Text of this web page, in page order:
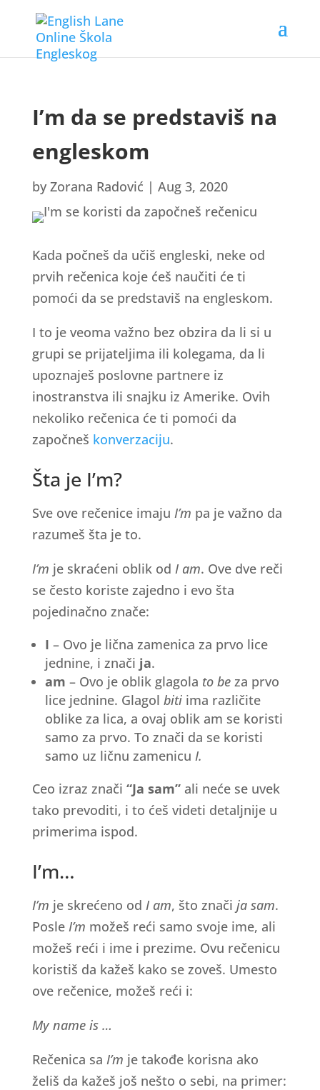
I’m da se predstaviš na
engleskom
by Zorana Radović | Aug 3, 2020
Kada počneš da učiš engleski, neke od
prvih rečenica koje ćeš naučiti će ti
pomoći da se predstaviš na engleskom.
I to je veoma važno bez obzira da li si u
grupi se prijateljima ili kolegama, da li
upoznaješ poslovne partnere iz
inostranstva ili snajku iz Amerike. Ovih
nekoliko rečenica će ti pomoći da
započneš konverzaciju.
Šta je I’m?
Sve ove rečenice imaju I’m pa je važno da
razumeš šta je to.
I’m je skraćeni oblik od I am. Ove dve reči
se često koriste zajedno i evo šta
pojedinačno znače:
I – Ovo je lična zamenica za prvo lice
jednine, i znači ja.
am – Ovo je oblik glagola to beza prvo
lice jednine. Glagol bitiima različite
oblike za lica, a ovaj oblik am se koristi
samo za prvo. To znači da se koristi
samo uz ličnu zamenicu I.
Ceo izraz znači “Ja sam”ali neće se uvek
tako prevoditi, i to ćeš videti detaljnije u
primerima ispod.
I’m…
I’m je skrećeno od I am, što znači ja sam.
Posle I’m možeš reći samo svoje ime, ali
možeš reći i ime i prezime. Ovu rečenicu
koristiš da kažeš kako se zoveš. Umesto
ove rečenice, možeš reći i:
My name is …
Rečenica sa I’m je takođe korisna ako
želiš da kažeš još nešto o sebi, na primer: